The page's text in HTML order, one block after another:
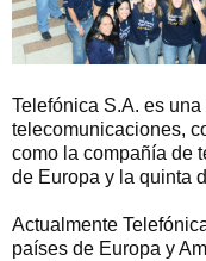
Telefónica S.A. es
telecomunicaciones,
como la compañía de
de Europa y la quinta
Actualmente
países de Europa y